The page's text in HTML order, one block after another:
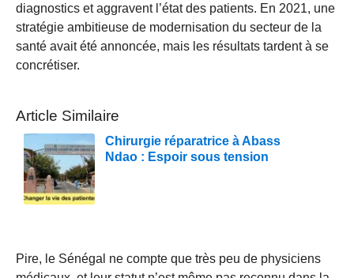
diagnostics et aggravent l’état des patients. En 2021, une
stratégie ambitieuse de modernisation du secteur de la
santé avait été annoncée, mais les résultats tardent à se
concrétiser.
Article Similaire
Chirurgie réparatrice à Abass
Ndao : Espoir sous tension
Pire, le Sénégal ne compte que très peu de physiciens